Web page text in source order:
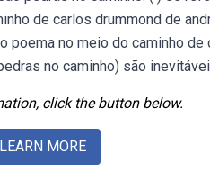
de carlos drummond de
poema no meio do caminho
no caminho) são
click the button below.
LEARN MORE